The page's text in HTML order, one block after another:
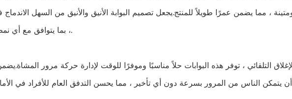
، مما يضمن عمرًا طويلاً للمنتج.يجعل تصميم البوابة الأنيق والأنيق من السهل الاندماج
، بما يتوافق مع أي نمط معماري.
التلقائي ، توفر هذه البوابات حلاً مناسبًا وموفرًا للوقت لإدارة حركة مرور